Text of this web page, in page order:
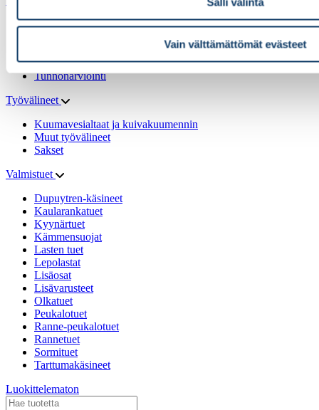
Vain välttämättömät evästeet
E-Link-tutkimus & -harjoitusmenetelmä
Toiminnalliset testit ja oteharjoittelut
Tunnonarviointi
Työvälineet
Kuumavesialtaat ja kuivakuumennin
Muut työvälineet
Sakset
Valmistuet
Dupuytren-käsineet
Kaularankatuet
Kyynärtuet
Kämmensuojat
Lasten tuet
Lepolastat
Lisäosat
Lisävarusteet
Olkatuet
Peukalotuet
Ranne-peukalotuet
Rannetuet
Sormituet
Tarttumakäsineet
Luokittelematon